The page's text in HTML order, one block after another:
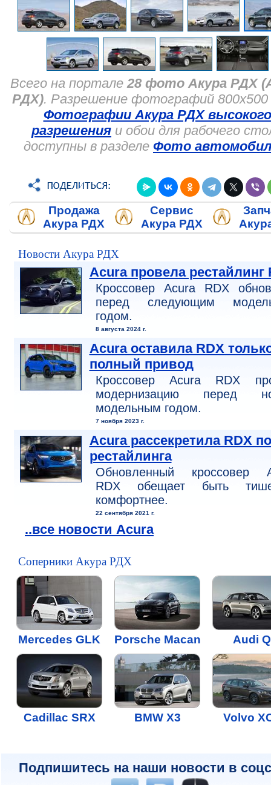
Всего на портале 28 фото Акура РДХ
РДХ). Разрешение фотографий 800x500
Фотографии Акура РДХ высокого
разрешения и обои для рабочего
доступны в разделе Фото
Продажа
Акура РДХ
Сервис
Акура РДХ
Новости Акура РДХ
Acura провела рестайлинг
Кроссовер Acura RDX
перед следующим
годом.
8 августа 2024 г.
Acura оставила RDX
полный привод
Кроссовер Acura RDX
модернизацию перед
модельным годом.
7 ноября 2023 г.
Acura рассекретила RDX
рестайлинга
Обновленный кроссовер
RDX обещает быть
комфортнее.
22 сентября 2021 г.
..все новости Acura
Соперники Акура РДХ
Mercedes GLK Porsche Macan Audi
Cadillac SRX BMW X3 Volvo
Подпишитесь на наши новости в